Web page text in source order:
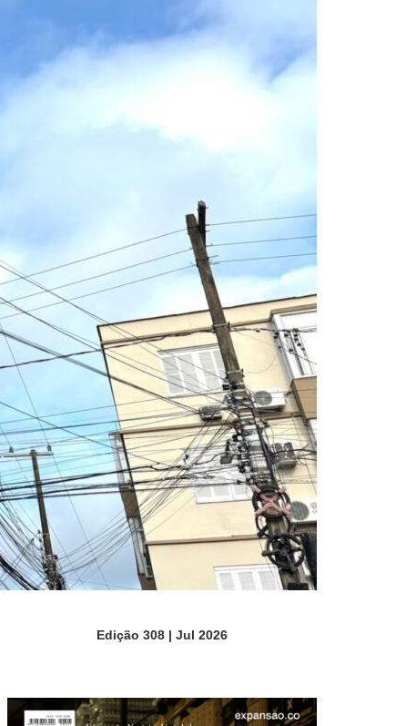
Edição 308 | Jul 2026